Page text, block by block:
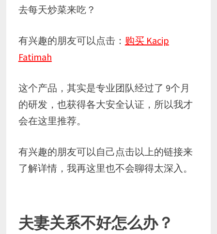
去每天炒菜来吃？
有兴趣的朋友可以点击： 购买 Kacip
Fatimah
这个产品，其实是专业团队经过了 9个月
的研发，也获得各大安全认证，所以我才
会在这里推荐。
有兴趣的朋友可以自己点击以上的链接来
了解详情，我再这里也不会聊得太深入。
夫妻关系不好怎么办？